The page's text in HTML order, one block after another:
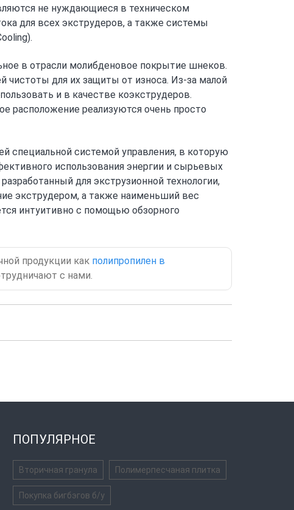
не нуждающиеся в техническом
для всех экструдеров, а также системы
в отрасли молибденовое покрытие шнеков.
для их защиты от износа. Из-за малой
и в качестве коэкструдеров.
расположение реализуются очень просто
системой управления, в которую
использования энергии и сырьевых
для экструзионной технологии,
экструдером, а также наименьший вес
интуитивно с помощью обзорного
продукции как полипропилен в
с нами.
ПОПУЛЯРНОЕ
Вторичная гранула Полимерпесчаная плитка
Покупка бигбэгов б/у